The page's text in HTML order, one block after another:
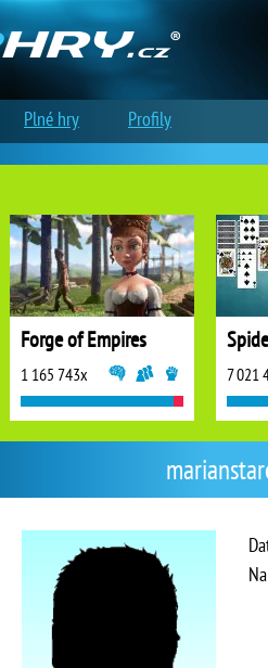
Forge of Empires
1 165 743x 7 021
Plné hry Profily